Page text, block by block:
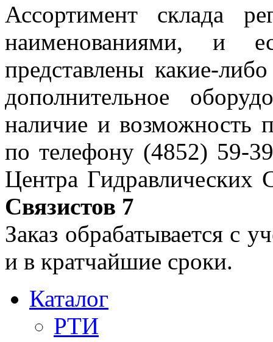
Ассортимент склада
наименованиями, и
представлены какие-
дополнительное
наличие и возможность
по телефону (4852) 59-
Центра Гидравлических
Связистов 7
Заказ обрабатывается с
и в кратчайшие сроки.
Каталог
РТИ